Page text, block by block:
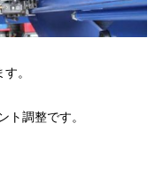
。
ト調整です。